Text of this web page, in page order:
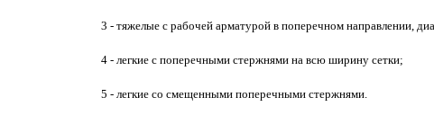
3 - тяжелые с рабочей арматурой в поперечном направлении,
4 - легкие с поперечными стержнями на всю ширину сетки;
5 - легкие со смещенными поперечными стержнями.